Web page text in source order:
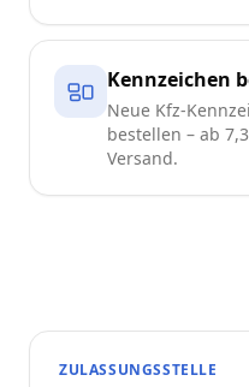
Kennzeichen
Neue Kfz-
bestellen – ab
Versand.
ZULASSUNGSSTELLE